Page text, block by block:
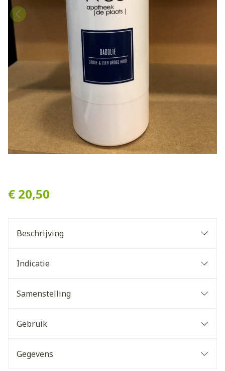
€ 20,50
Beschrijving
Indicatie
Samenstelling
Gebruik
Gegevens